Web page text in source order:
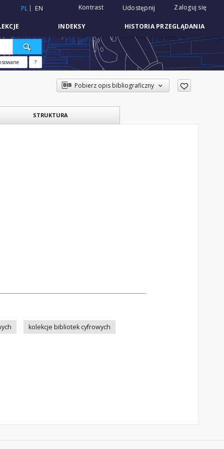
PL EN Kontrast Udostępnij Zaloguj się
INDEKSY HISTORIA PRZEGLĄDANIA
?
Pobierz opis bibliograficzny
STRUKTURA
kolekcje bibliotek cyfrowych